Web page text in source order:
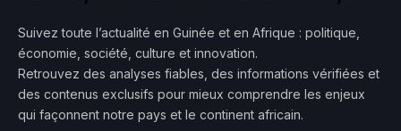
Suivez toute l’actualité en Guinée et en Afrique : politique,
économie, société, culture et innovation.
Retrouvez des analyses fiables, des informations vérifiées et
des contenus exclusifs pour mieux comprendre les enjeux
qui façonnent notre pays et le continent africain.